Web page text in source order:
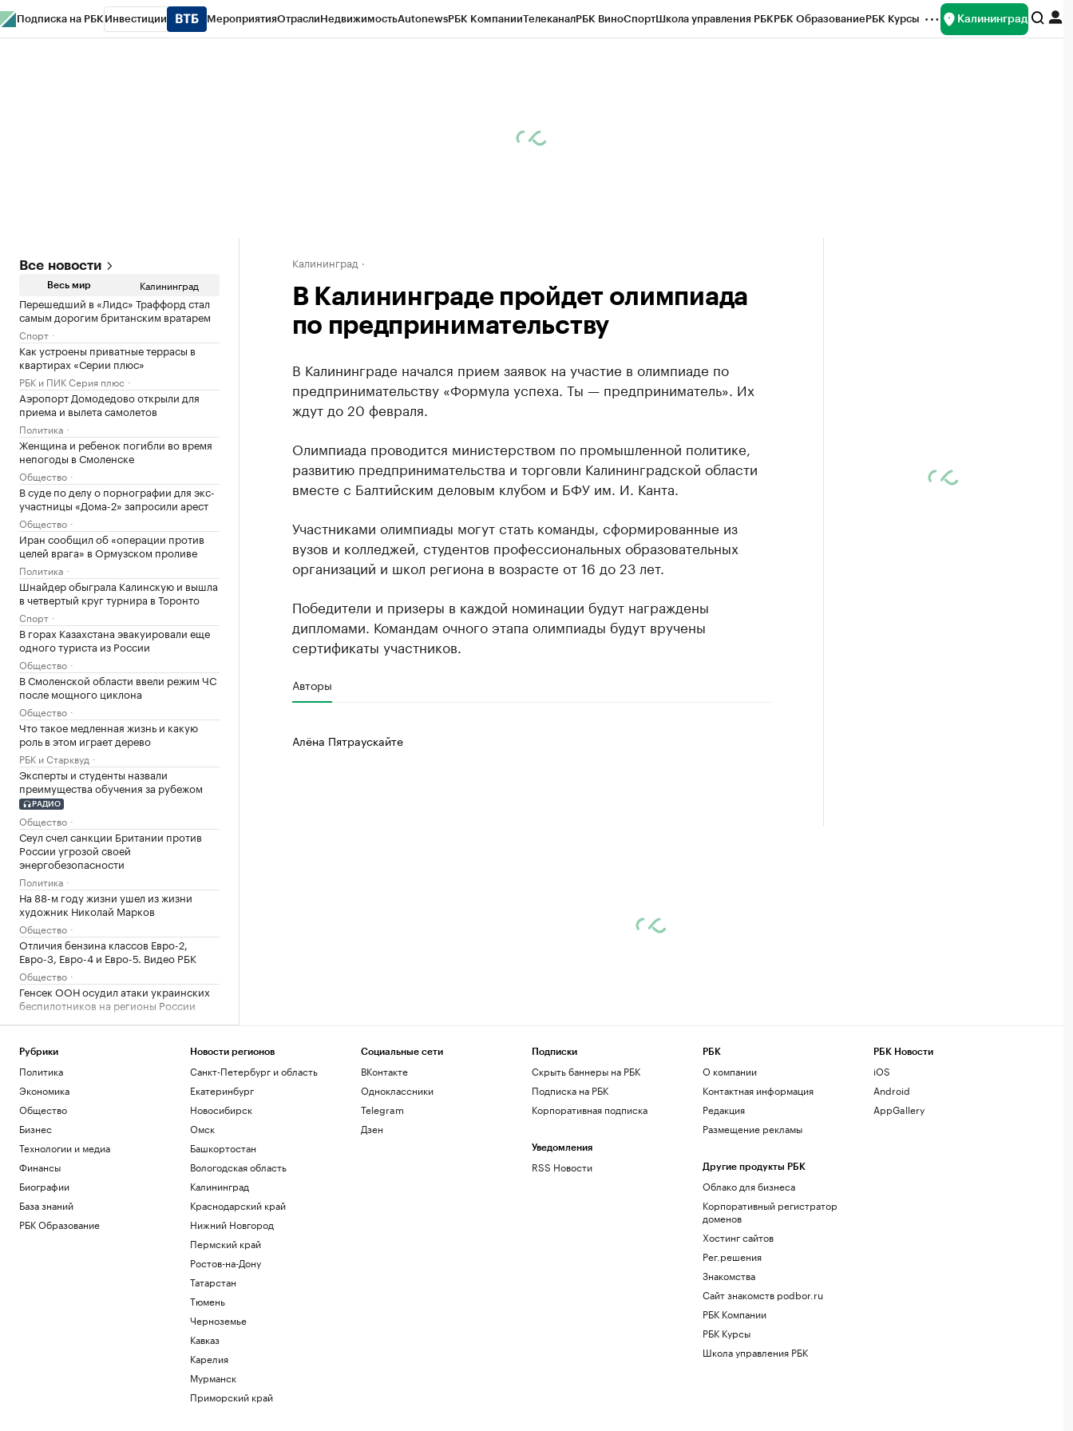
Подписка на РБК Инвестиции МероприятияОтраслиНедвижимостьAutonewsРБК КомпанииТелеканалРБК ВиноСпортШкола управления РБКРБК ОбразованиеРБК Курсы Калининград
Все новости
Весь мир Калининград
Перешедший в «Лидс» Траффорд стал
самым дорогим британским вратарем
Спорт
Как устроены приватные террасы в
квартирах «Серии плюс»
РБК и ПИК Серия плюс
Аэропорт Домодедово открыли для
приема и вылета самолетов
Политика
Женщина и ребенок погибли во время
непогоды в Смоленске
Общество
В суде по делу о порнографии для экс-
участницы «Дома-2» запросили арест
Общество
Иран сообщил об «операции против
целей врага» в Ормузском проливе
Политика
Шнайдер обыграла Калинскую и вышла
в четвертый круг турнира в Торонто
Спорт
В горах Казахстана эвакуировали еще
одного туриста из России
Общество
В Смоленской области ввели режим ЧС
после мощного циклона
Общество
Что такое медленная жизнь и какую
роль в этом играет дерево
РБК и Старквуд
Эксперты и студенты назвали
преимущества обучения за рубежом
РАДИО
Общество
Сеул счел санкции Британии против
России угрозой своей
энергобезопасности
Политика
На 88-м году жизни ушел из жизни
художник Николай Марков
Общество
Отличия бензина классов Евро-2,
Евро-3, Евро-4 и Евро-5. Видео РБК
Общество
Генсек ООН осудил атаки украинских
беспилотников на регионы России
Политика
аэродрома до города в городе
РБК и Stone
Футболисты «Сочи» из-за закрытия
аэропорта не смогли вылететь на матч
Спорт
Винисиус продлил контракт с «Реалом»
на фоне слухов об уходе в «Арсенал»
Спорт
золото на чемпионате Европы
Спорт
«Аэрофлот» предупредил об
Калининград
В Калининграде пройдет олимпиада
по предпринимательству
В Калининграде начался прием заявок на участие в олимпиаде по
предпринимательству «Формула успеха. Ты — предприниматель». Их
ждут до 20 февраля.
Олимпиада проводится министерством по промышленной политике,
развитию предпринимательства и торговли Калининградской области
вместе с Балтийским деловым клубом и БФУ им. И. Канта.
Участниками олимпиады могут стать команды, сформированные из
вузов и колледжей, студентов профессиональных образовательных
организаций и школ региона в возрасте от 16 до 23 лет.
Победители и призеры в каждой номинации будут награждены
дипломами. Командам очного этапа олимпиады будут вручены
сертификаты участников.
Авторы
Алёна Пятраускайте
Рубрики
Политика
Экономика
Общество
Бизнес
Технологии и медиа
Финансы
Биографии
База знаний
РБК Образование
Новости регионов
Санкт-Петербург и область
Екатеринбург
Новосибирск
Омск
Башкортостан
Вологодская область
Калининград
Краснодарский край
Нижний Новгород
Пермский край
Ростов-на-Дону
Татарстан
Тюмень
Черноземье
Кавказ
Карелия
Мурманск
Приморский край
Социальные сети
ВКонтакте
Одноклассники
Telegram
Дзен
Подписки
Скрыть баннеры на РБК
Подписка на РБК
Корпоративная подписка
Уведомления
RSS Новости
РБК
О компании
Контактная информация
Редакция
Размещение рекламы
Другие продукты РБК
Облако для бизнеса
Корпоративный регистратор
доменов
Хостинг сайтов
Рег.решения
Знакомства
Сайт знакомств podbor.ru
РБК Компании
РБК Курсы
Школа управления РБК
РБК Новости
iOS
Android
AppGallery